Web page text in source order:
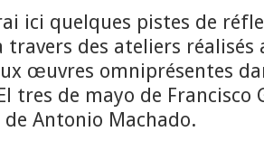
ici quelques pistes de
travers des ateliers réalisés
œuvres omniprésentes
tres de mayo de Francisco
de Antonio Machado.